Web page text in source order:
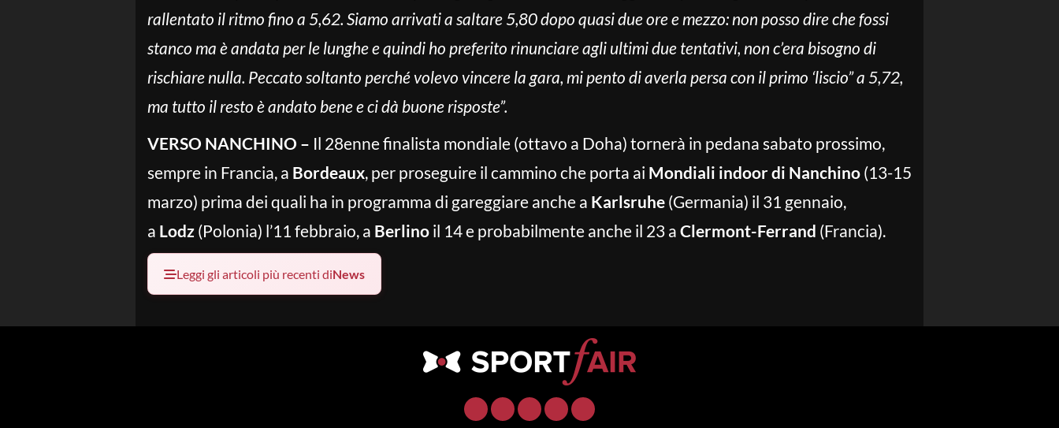
rallentato il ritmo fino a 5,62. Siamo arrivati a saltare 5,80 dopo quasi due ore e mezzo: non posso dire che fossi
stanco ma è andata per le lunghe e quindi ho preferito rinunciare agli ultimi due tentativi, non c’era bisogno di
rischiare nulla. Peccato soltanto perché volevo vincere la gara, mi pento di averla persa con il primo ‘liscio” a 5,72,
ma tutto il resto è andato bene e ci dà buone risposte”.
VERSO NANCHINO – Il 28enne finalista mondiale (ottavo a Doha) tornerà in pedana sabato prossimo,
sempre in Francia, a Bordeaux, per proseguire il cammino che porta ai Mondiali indoor di Nanchino (13-15
marzo) prima dei quali ha in programma di gareggiare anche a Karlsruhe (Germania) il 31 gennaio,
a Lodz (Polonia) l’11 febbraio, a Berlino il 14 e probabilmente anche il 23 a Clermont-Ferrand (Francia).
Leggi gli articoli più recenti diNews